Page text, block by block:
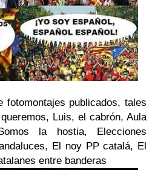
fotomontajes publicados, tales
Luis, el cabrón, Aula
la hostia, Elecciones
El noy PP catalá, El
entre banderas